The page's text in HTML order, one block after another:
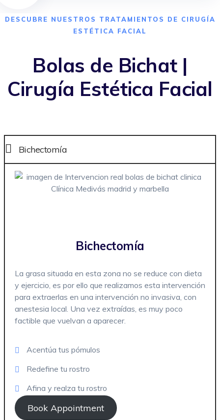
Migraña
Parkinson
Psicología
Endocrinología
DESCUBRE NUESTROS TRATAMIENTOS DE CIRUGÍA
ESTÉTICA FACIAL
Bolas de Bichat |
Cirugía Estética Facial
Bichectomía
Bichectomía
La grasa situada en esta zona no se reduce con dieta
y ejercicio, es por ello que realizamos esta intervención
para extraerlas en una intervención no invasiva, con
anestesia local. Una vez extraídas, es muy poco
factible que vuelvan a aparecer.
Acentúa tus pómulos
Redefine tu rostro
Afina y realza tu rostro
Book Appointment